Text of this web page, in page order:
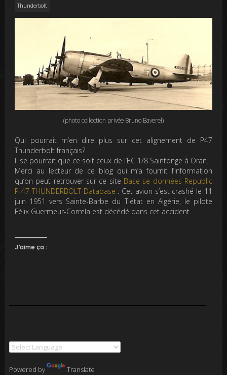
Thunderbolt
(photo collection privée Bruno Baverel)
Qui pourrait m’en dire plus sur cet alignement de P47
Thunderbolt français?
Il se pourrait que ce soit ceux de l’EC 1/8 Saintonge à Oran.
Merci au lecteur de ce blog qui m’a fournit l’information
qu’on peut retrouver sur ce site Base se données Republic
P-47 THUNDERBOLT Database : Cet avion s’est crashé le 11
juin 1951 vers Sainte-Barbe du Tlétat en Algérie, le pilote
Félix Guermeur-Correla est décédé dans cet accident.
J’aime ça :
Powered by Translate